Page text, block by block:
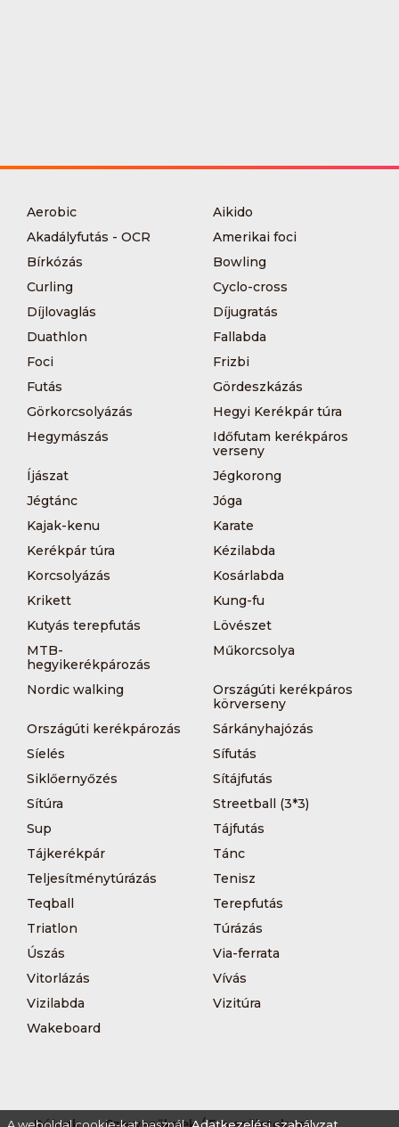
Aerobic
Aikido
Akadályfutás - OCR
Amerikai foci
Bírkózás
Bowling
Curling
Cyclo-cross
Díjlovaglás
Díjugratás
Duathlon
Fallabda
Foci
Frizbi
Futás
Gördeszkázás
Görkorcsolyázás
Hegyi Kerékpár túra
Hegymászás
Időfutam kerékpáros
verseny
Íjászat
Jégkorong
Jégtánc
Jóga
Kajak-kenu
Karate
Kerékpár túra
Kézilabda
Korcsolyázás
Kosárlabda
Krikett
Kung-fu
Kutyás terepfutás
Lövészet
MTB-
hegyikerékpározás
Műkorcsolya
Nordic walking
Országúti kerékpáros
körverseny
Országúti kerékpározás
Sárkányhajózás
Síelés
Sífutás
Siklőernyőzés
Sítájfutás
Sítúra
Streetball (3*3)
Sup
Tájfutás
Tájkerékpár
Tánc
Teljesítménytúrázás
Tenisz
Teqball
Terepfutás
Triatlon
Túrázás
Úszás
Via-ferrata
Vitorlázás
Vívás
Vizilabda
Vizitúra
Wakeboard